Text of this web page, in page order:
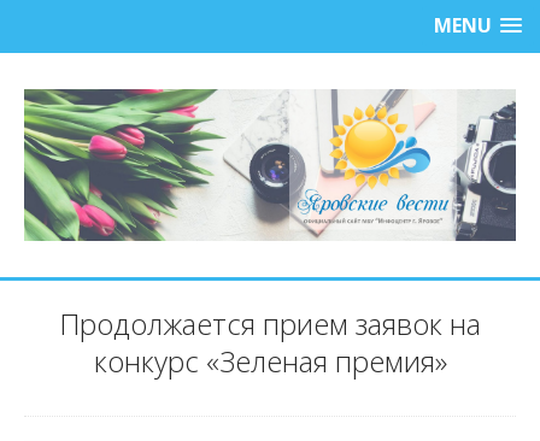
MENU
Продолжается прием заявок на
конкурс «Зеленая премия»